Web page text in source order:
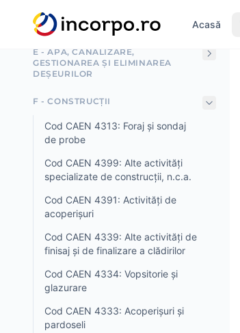
principal
Acasă
D - FURNIZARE DE ELECTRICITATE,
GAZE, ABUR ȘI AER CONDIȚIONAT
E - APĂ, CANALIZARE,
GESTIONAREA ȘI ELIMINAREA
DEȘEURILOR
F - CONSTRUCȚII
Cod CAEN 4313: Foraj și sondaj
de probe
Cod CAEN 4399: Alte activități
specializate de construcții, n.c.a.
Cod CAEN 4391: Activități de
acoperișuri
Cod CAEN 4339: Alte activități de
finisaj și de finalizare a clădirilor
Cod CAEN 4334: Vopsitorie și
glazurare
Cod CAEN 4333: Acoperișuri și
pardoseli